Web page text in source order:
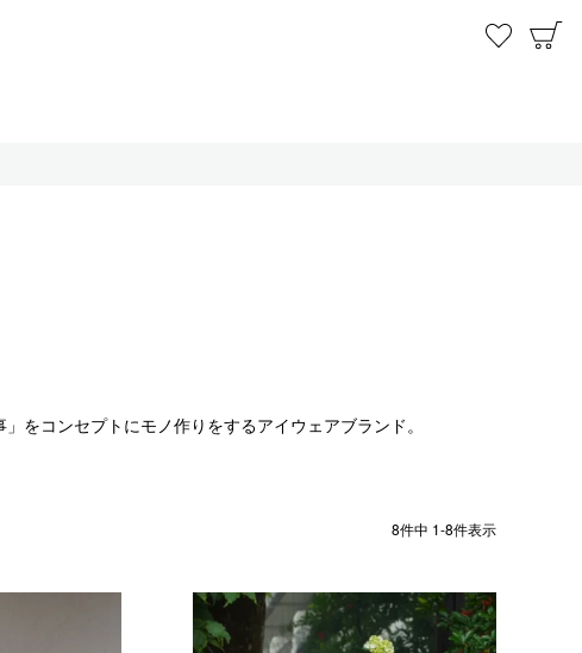
お気に
をコンセプトにモノ作りをするアイウェアブランド。
8件中 1-8件表示